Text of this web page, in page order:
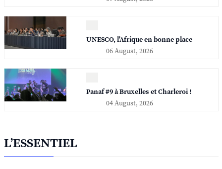
UNESCO, l'Afrique en bonne place
06 August, 2026
Panaf #9 à Bruxelles et Charleroi !
04 August, 2026
L’ESSENTIEL